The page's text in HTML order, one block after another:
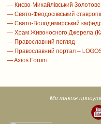
— Києво-Михайлівський
— Свято-Феодосіївський
— Свято-Володимирський
— Храм Живоносного Джерела
— Православний погляд
— Православний портал –
— Axios Forum
Ми також